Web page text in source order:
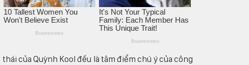
của Quỳnh Kool đều là tâm điểm chú ý của công